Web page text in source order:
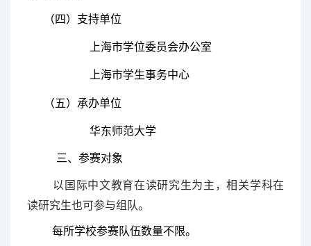
（四） 支持单位
上海市学位委员会办公室
上海市学生事务中心
（五）承办单位
华东师范大学
三、参赛对象
以国际中文教育在读研究生为主，相关学科在
读研究生也可参与组队。
每所学校参赛队伍数量不限。